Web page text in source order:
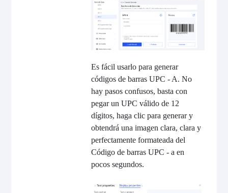
Es fácil usarlo para generar
códigos de barras UPC - A. No
hay pasos confusos, basta con
pegar un UPC válido de 12
dígitos, haga clic para generar y
obtendrá una imagen clara, clara y
perfectamente formateada del
Código de barras UPC - a en
pocos segundos.